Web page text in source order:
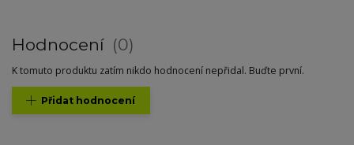
Hodnocení 0
K tomuto produktu zatím nikdo hodnocení nepřidal. Buďte první.
Přidat hodnocení